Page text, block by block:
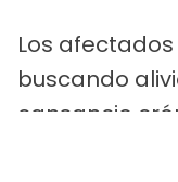
Los
buscando
cansancio